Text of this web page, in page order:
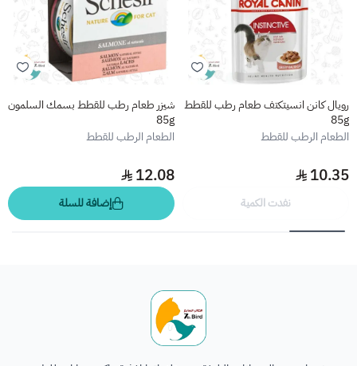
رويال كانن انسيتكتف طعام رطب للقطط
85g
الطعام الرطب للقطط
10.35
نفدت الكمية
شيزر طعام رطب للقطط بسمك السلمون
85g
الطعام الرطب للقطط
12.08
إضافة للسلة